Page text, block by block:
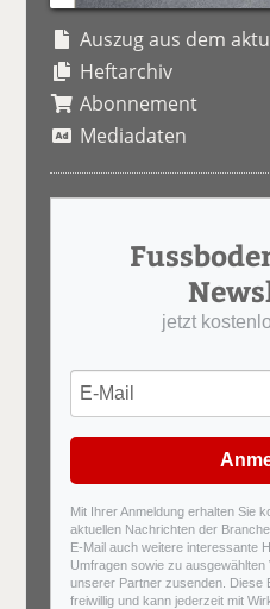
Auszug aus dem
Heftarchiv
Abonnement
Mediadaten
jetzt
Mit Ihrer Anmeldung erhalten Sie
aktuellen Nachrichten der
E-Mail auch weitere interessante
Umfragen sowie zu ausgewählten
unserer Partner zusenden. Diese
freiwillig und kann jederzeit mit